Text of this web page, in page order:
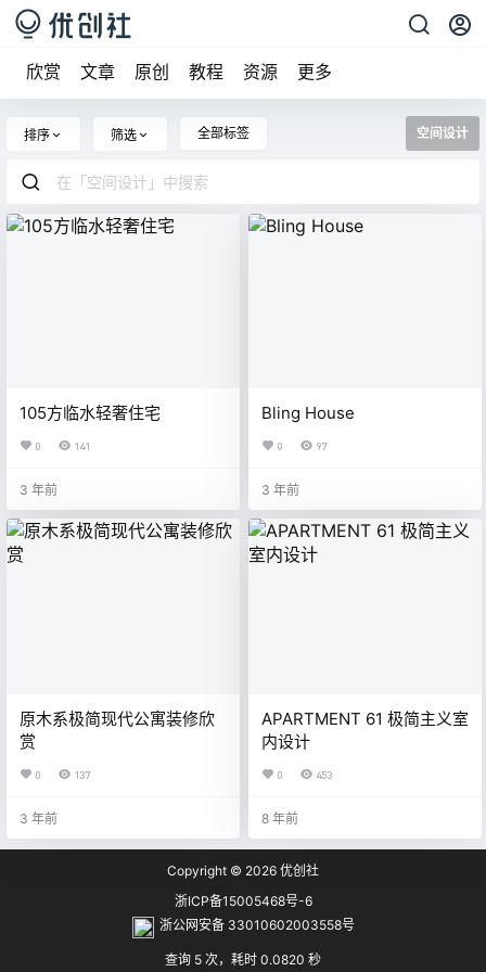
欣赏 文章 原创 教程 资源 更多
排序 筛选 全部标签 空间设计
105方临水轻奢住宅
0 141
3 年前
Bling House
0 97
3 年前
原木系极简现代公寓装修欣
赏
0 137
3 年前
APARTMENT 61 极简主义室
内设计
0 453
8 年前
Copyright © 2026 优创社
浙ICP备15005468号-6
浙公网安备 33010602003558号
查询 5 次，耗时 0.0820 秒